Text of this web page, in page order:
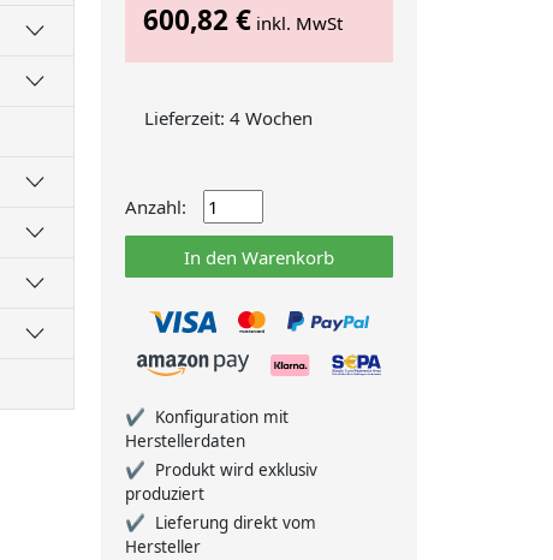
600,82 € inkl. MwSt
Lieferzeit: 4 Wochen
Anzahl:
In den Warenkorb
Konfiguration mit
Herstellerdaten
Produkt wird exklusiv
produziert
Lieferung direkt vom
Hersteller